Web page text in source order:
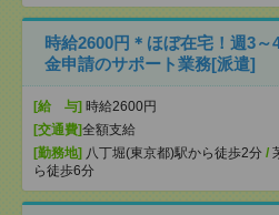
時給2600円＊ほぼ在宅！週3
金申請のサポート業務[派遣]
[給 与] 時給2600円
[交通費]全額支給
[勤務地] 八丁堀(東京都)駅から徒歩2分 /
ら徒歩6分